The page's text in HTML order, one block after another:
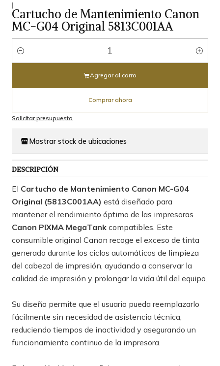
|
Cartucho de Mantenimiento Canon
MC-G04 Original 5813C001AA
Cantidad
Agregar al carro
Comprar ahora
Solicitar presupuesto
Mostrar stock de ubicaciones
DESCRIPCIÓN
El Cartucho de Mantenimiento Canon MC-G04
Original (5813C001AA) está diseñado para
mantener el rendimiento óptimo de las impresoras
Canon PIXMA MegaTank compatibles. Este
consumible original Canon recoge el exceso de tinta
generado durante los ciclos automáticos de limpieza
del cabezal de impresión, ayudando a conservar la
calidad de impresión y prolongar la vida útil del equipo.
Su diseño permite que el usuario pueda reemplazarlo
fácilmente sin necesidad de asistencia técnica,
reduciendo tiempos de inactividad y asegurando un
funcionamiento continuo de la impresora.